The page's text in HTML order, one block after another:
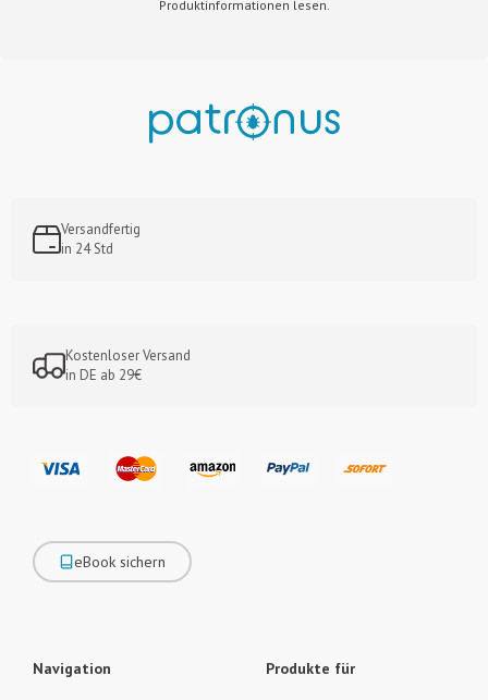
Versandfertig
in 24 Std
Kostenloser Versand
in DE ab 29€
eBook sichern
Navigation Produkte für
Produktinformationen lesen.